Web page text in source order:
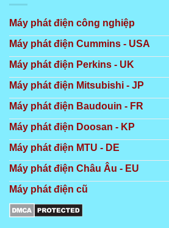
Máy phát điện công nghiệp
Máy phát điện Cummins - USA
Máy phát điện Perkins - UK
Máy phát điện Mitsubishi - JP
Máy phát điện Baudouin - FR
Máy phát điện Doosan - KP
Máy phát điện MTU - DE
Máy phát điện Châu Âu - EU
Máy phát điện cũ